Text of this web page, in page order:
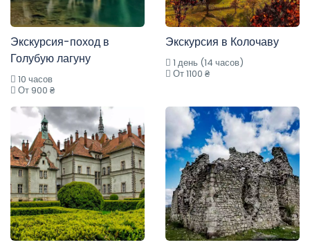
Экскурсия-поход в
Голубую лагуну
10 часов
От 900 ₴
Экскурсия в Колочаву
1 день (14 часов)
От 1100 ₴